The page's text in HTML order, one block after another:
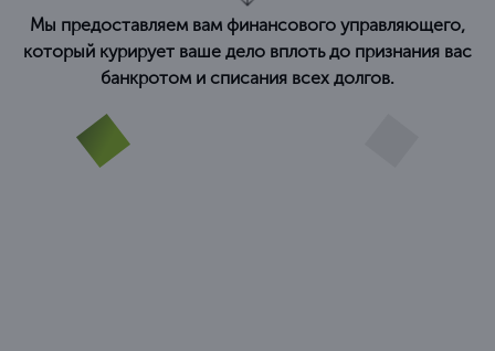
Мы предоставляем вам финансового управляющего,
который курирует ваше дело вплоть до признания вас
банкротом и списания всех долгов.